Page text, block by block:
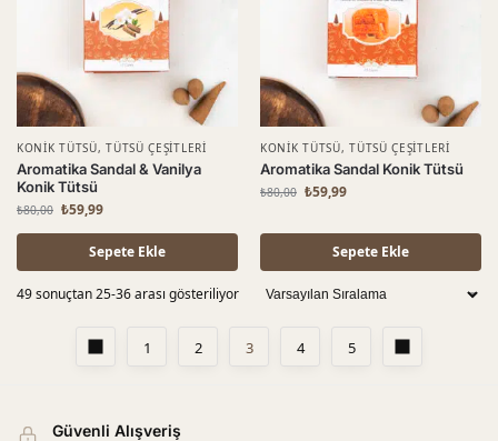
KONIK TÜTSÜ,TÜTSÜ ÇEŞITLERI
Aromatika Sandal & Vanilya
Konik Tütsü
₺80,00 ₺59,99
Sepete Ekle
KONIK TÜTSÜ,TÜTSÜ ÇEŞITLERI
Aromatika Sandal Konik Tütsü
₺80,00 ₺59,99
Sepete Ekle
49 sonuçtan 25-36 arası gösteriliyor
1 2 3 4 5
Güvenli Alışveriş